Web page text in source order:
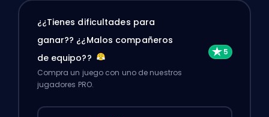
¿¿Tienes dificultades para
ganar?? ¿¿Malos compañeros
de equipo??
Compra un juego con uno de nuestros
jugadores PRO.